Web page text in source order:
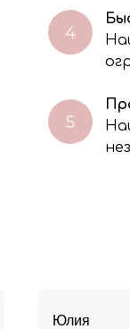
Юлия